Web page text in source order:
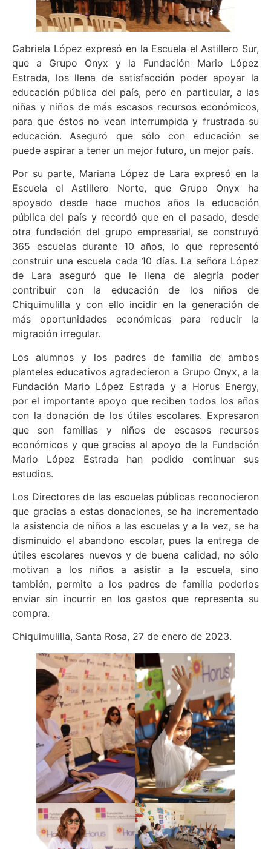
Gabriela López expresó en la Escuela el Astillero Sur,
que a Grupo Onyx y la Fundación Mario López
Estrada, los llena de satisfacción poder apoyar la
educación pública del país, pero en particular, a las
niñas y niños de más escasos recursos económicos,
para que éstos no vean interrumpida y frustrada su
educación. Aseguró que sólo con educación se
puede aspirar a tener un mejor futuro, un mejor país.
Por su parte, Mariana López de Lara expresó en la
Escuela el Astillero Norte, que Grupo Onyx ha
apoyado desde hace muchos años la educación
pública del país y recordó que en el pasado, desde
otra fundación del grupo empresarial, se construyó
365 escuelas durante 10 años, lo que representó
construir una escuela cada 10 días. La señora López
de Lara aseguró que le llena de alegría poder
contribuir con la educación de los niños de
Chiquimulilla y con ello incidir en la generación de
más oportunidades económicas para reducir la
migración irregular.
Los alumnos y los padres de familia de ambos
planteles educativos agradecieron a Grupo Onyx, a la
Fundación Mario López Estrada y a Horus Energy,
por el importante apoyo que reciben todos los años
con la donación de los útiles escolares. Expresaron
que son familias y niños de escasos recursos
económicos y que gracias al apoyo de la Fundación
Mario López Estrada han podido continuar sus
estudios.
Los Directores de las escuelas públicas reconocieron
que gracias a estas donaciones, se ha incrementado
la asistencia de niños a las escuelas y a la vez, se ha
disminuido el abandono escolar, pues la entrega de
útiles escolares nuevos y de buena calidad, no sólo
motivan a los niños a asistir a la escuela, sino
también, permite a los padres de familia poderlos
enviar sin incurrir en los gastos que representa su
compra.
Chiquimulilla, Santa Rosa, 27 de enero de 2023.